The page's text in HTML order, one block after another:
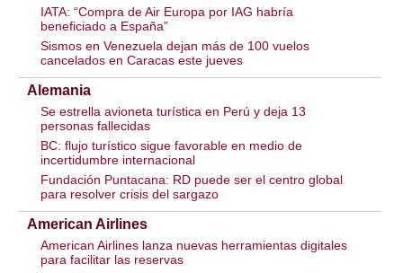
IATA: “Compra de Air Europa por IAG habría
beneficiado a España”
Sismos en Venezuela dejan más de 100 vuelos
cancelados en Caracas este jueves
Alemania
Se estrella avioneta turística en Perú y deja 13
personas fallecidas
BC: flujo turístico sigue favorable en medio de
incertidumbre internacional
Fundación Puntacana: RD puede ser el centro global
para resolver crisis del sargazo
American Airlines
American Airlines lanza nuevas herramientas digitales
para facilitar las reservas